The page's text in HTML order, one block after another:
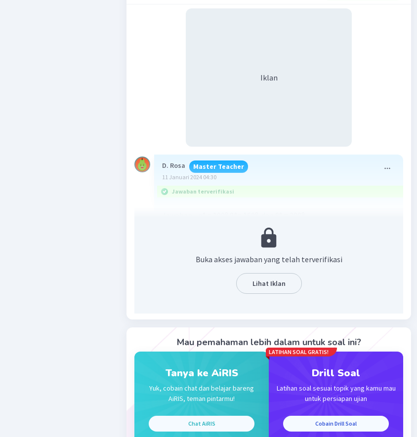
Iklan
D. Rosa Master Teacher
11 Januari 2024 04:30
Jawaban terverifikasi
Besarnya sudut yang dicerminkan adalah sama besar.
(Sudut Lurus)
Dengan demikian besar sudut α° = 100 , dan θ° = 200
Balas
Buka akses jawaban yang telah terverifikasi
Lihat Iklan
Mau pemahaman lebih dalam untuk soal ini?
Tanya ke AiRIS
Yuk, cobain chat dan belajar bareng
AiRIS, teman pintarmu!
Chat AiRIS
LATIHAN SOAL GRATIS!
Drill Soal
Latihan soal sesuai topik yang kamu mau
untuk persiapan ujian
Cobain Drill Soal